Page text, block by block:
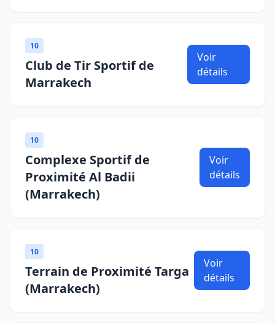
10
Club de Tir Sportif de
Marrakech
Voir
détails
10
Complexe Sportif de
Proximité Al Badii
(Marrakech)
Voir
détails
10
Terrain de Proximité Targa
(Marrakech)
Voir
détails